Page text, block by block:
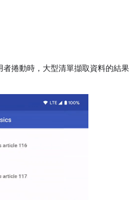
者捲動時，大型清單擷取資料的結果